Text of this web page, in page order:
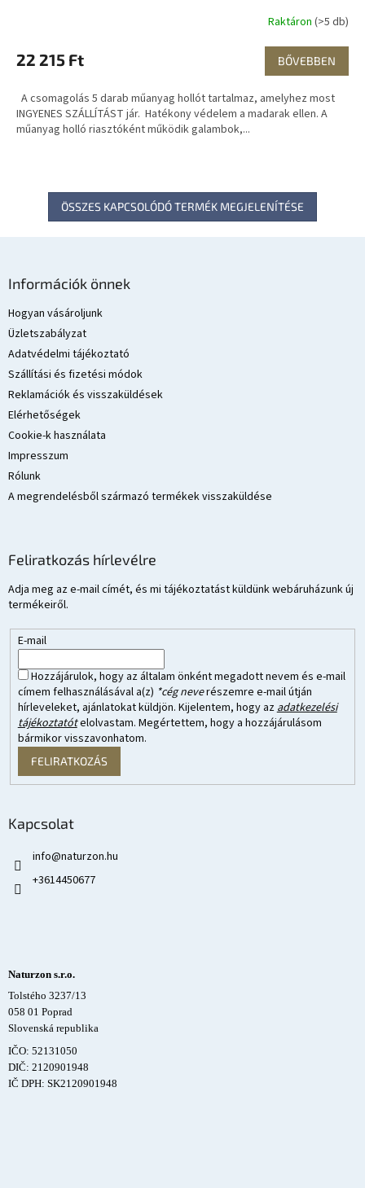
Y
E
N
Raktáron (>5 db)
22 215 Ft BŐVEBBEN
A csomagolás 5 darab műanyag hollót tartalmaz, amelyhez most
INGYENES SZÁLLÍTÁST jár. Hatékony védelem a madarak ellen. A
műanyag holló riasztóként működik galambok,...
ÖSSZES KAPCSOLÓDÓ TERMÉK MEGJELENÍTÉSE
Információk önnek
Hogyan vásároljunk
Üzletszabályzat
Adatvédelmi tájékoztató
Szállítási és fizetési módok
Reklamációk és visszaküldések
Elérhetőségek
Cookie-k használata
Impresszum
Rólunk
A megrendelésből származó termékek visszaküldése
Feliratkozás hírlevélre
Adja meg az e-mail címét, és mi tájékoztatást küldünk webáruházunk új
termékeiről.
E-mail
Hozzájárulok, hogy az általam önként megadott nevem és e-mail
címem felhasználásával a(z) *cég neverészemre e-mail útján
hírleveleket, ajánlatokat küldjön. Kijelentem, hogy az adatkezelési
tájékoztatótelolvastam. Megértettem, hogy a hozzájárulásom
bármikor visszavonhatom.
FELIRATKOZÁS
Kapcsolat
info@naturzon.hu
+3614450677
Naturzon s.r.o.
Tolstého 3237/13
058 01 Poprad
Slovenská republika
IČO: 52131050
DIČ: 2120901948
IČ DPH: SK2120901948